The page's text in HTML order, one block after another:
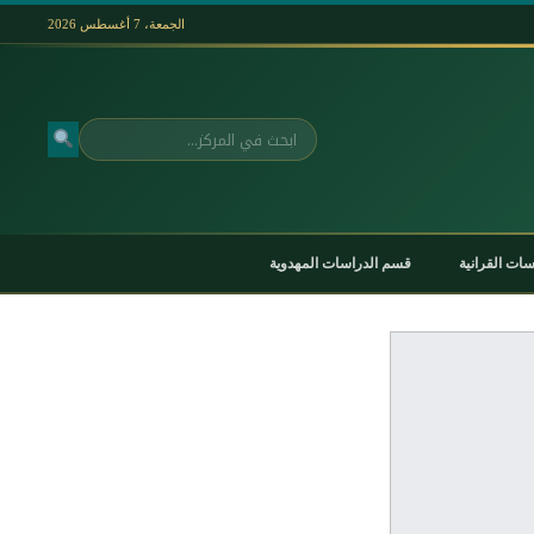
الجمعة، 7 أغسطس 2026
بحث
القرانية قسم الدراسات المهدوية